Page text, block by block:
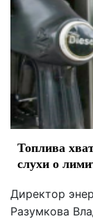
Топлива
слухи о
Директор
Разумкова